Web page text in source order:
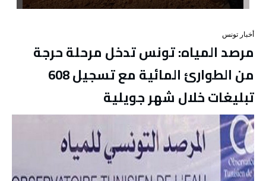
أخبار تونس
مرصد المياه: تونس تدخل مرحلة حرجة
من الطوارئ المائية مع تسجيل 608
تبليغات خلال شهر جويلية